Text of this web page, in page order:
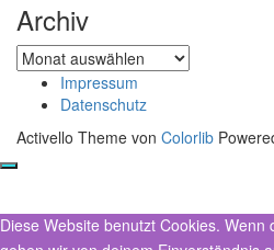
Archiv
Archiv
Impressum
Datenschutz
Activello Theme von Colorlib
Diese Website benutzt Cookies. Wenn